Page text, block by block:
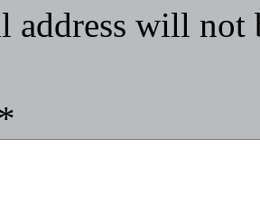
address will not
*